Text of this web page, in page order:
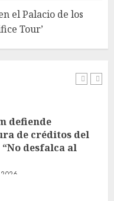
el Palacio de los
Tour’
68 años en Rosario
defiende
de créditos del
desfalca al